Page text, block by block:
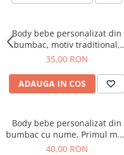
Body bebe personalizat din
bumbac, motiv traditional,
Mandra Romancuta
35,00 RON
ADAUGA IN COS
Body bebe personalizat din
bumbac cu nume, Primul meu
Paste, cos cu oua si iepuras,
40,00 RON